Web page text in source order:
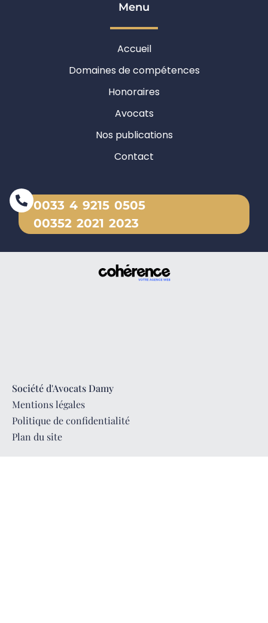
Menu
Accueil
Domaines de compétences
Honoraires
Avocats
Nos publications
Contact
0033 4 9215 0505
00352 2021 2023